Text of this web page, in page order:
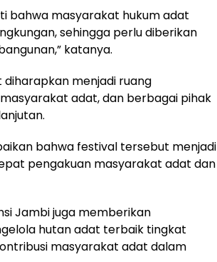
bahwa masyarakat hukum adat
sehingga perlu diberikan
katanya.
menjadi ruang
adat, dan berbagai pihak
bahwa festival tersebut menjadi
pengakuan masyarakat adat dan
Jambi juga memberikan
hutan adat terbaik tingkat
masyarakat adat dalam